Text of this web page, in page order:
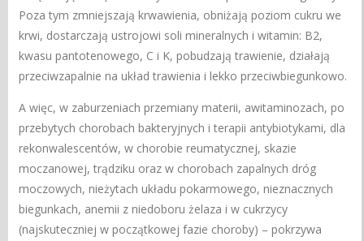
Poza tym zmniejszają krwawienia, obniżają poziom cukru we
krwi, dostarczają ustrojowi soli mineralnych i witamin: B2,
kwasu pantotenowego, C i K, pobudzają trawienie, działają
przeciwzapalnie na układ trawienia i lekko przeciwbiegunkowo.
A więc, w zaburzeniach przemiany materii, awitaminozach, po
przebytych chorobach bakteryjnych i terapii antybiotykami, dla
rekonwalescentów, w chorobie reumatycznej, skazie
moczanowej, trądziku oraz w chorobach zapalnych dróg
moczowych, nieżytach układu pokarmowego, nieznacznych
biegunkach, anemii z niedoboru żelaza i w cukrzycy
(najskuteczniej w początkowej fazie choroby) – pokrzywa